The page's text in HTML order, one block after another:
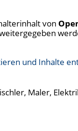
von
und Inhalte
Maler,